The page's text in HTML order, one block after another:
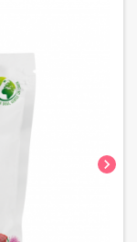
chevron_right